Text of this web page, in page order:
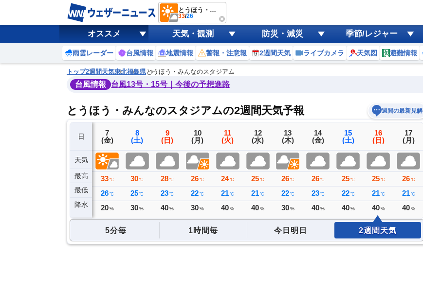
とうほう・みんなのスタジアム
33/26
オススメ 天気・観測 防災・減災 季節/レジャー
雨雲レーダー 台風情報 地震情報 警報・注意報 2週間天気 ライブカメラ 天気図 避難情報
トップ2週間天気東北福島県とうほう・みんなのスタジアム
台風情報 台風13号・15号｜今後の予想進路
とうほう・みんなのスタジアムの2週間天気予報 週間の最新見解
日
天気
最高
最低
降水
6
(木)
35℃
22℃
ミリ
7
(金)
33 ℃
26 ℃
20 %
8
(土)
30 ℃
25 ℃
30 %
9
(日)
28 ℃
23 ℃
40 %
10
(月)
26 ℃
22 ℃
30 %
11
(火)
24℃
21℃
40%
12
(水)
25℃
21℃
40%
13
(木)
26℃
22℃
30%
14
(金)
26℃
23℃
40%
15
(土)
25 ℃
22 ℃
40 %
16
(日)
25 ℃
21 ℃
40 %
17
(月)
26 ℃
21 ℃
40 %
5分毎 1時間毎 今日明日 2週間天気